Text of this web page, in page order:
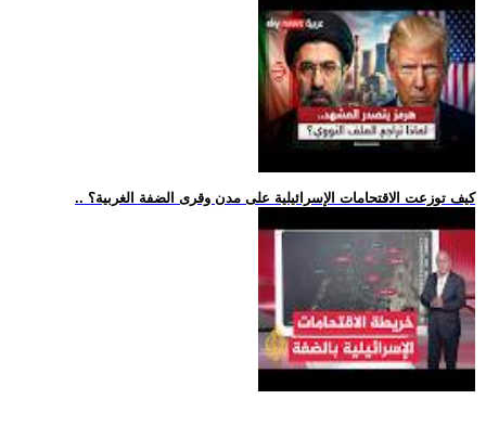
.. كيف توزعت الاقتحامات الإسرائيلية على مدن وقرى الضفة الغربية؟